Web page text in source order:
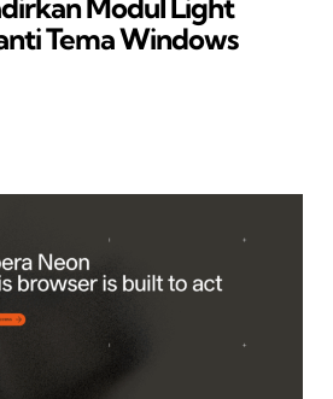
Tema Windows